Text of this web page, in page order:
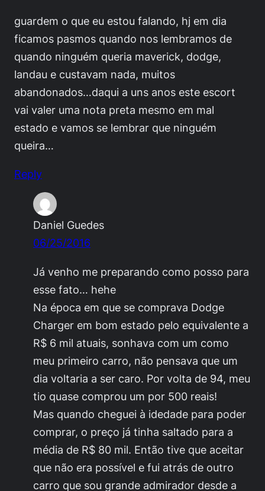
guardem o que eu estou falando, hj em dia
ficamos pasmos quando nos lembramos de
quando ninguém queria maverick, dodge,
landau e custavam nada, muitos
abandonados…daqui a uns anos este escort
vai valer uma nota preta mesmo em mal
estado e vamos se lembrar que ninguém
queira…
Reply
Daniel Guedes
06/25/2016
Já venho me preparando como posso para
esse fato… hehe
Na época em que se comprava Dodge
Charger em bom estado pelo equivalente a
R$ 6 mil atuais, sonhava com um como
meu primeiro carro, não pensava que um
dia voltaria a ser caro. Por volta de 94, meu
tio quase comprou um por 500 reais!
Mas quando cheguei à idedade para poder
comprar, o preço já tinha saltado para a
média de R$ 80 mil. Então tive que aceitar
que não era possível e fui atrás de outro
carro que sou grande admirador desde a